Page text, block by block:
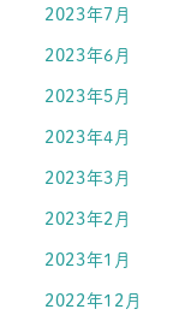
2023年7月
2023年6月
2023年5月
2023年4月
2023年3月
2023年2月
2023年1月
2022年12月